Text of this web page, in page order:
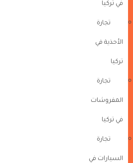
في تركيا
تجارة
الأحذية في
تركيا
تجارة
المفروشات
في تركيا
تجارة
السيارات في